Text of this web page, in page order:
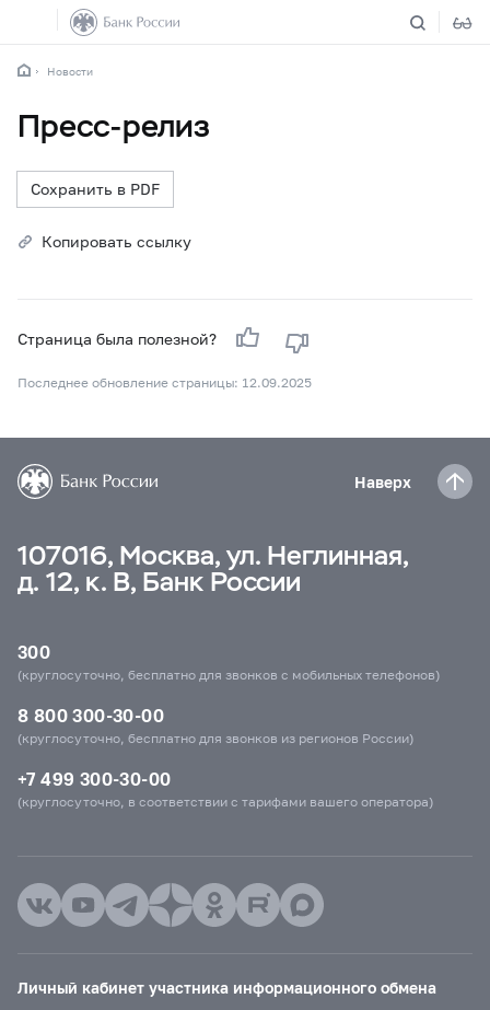
Новости
Пресс-релиз
Сохранить в PDF
Копировать ссылку
Страница была полезной?
Последнее обновление страницы: 12.09.2025
Наверх
107016, Москва, ул. Неглинная,
д. 12, к. В, Банк России
300
(круглосуточно, бесплатно для звонков с мобильных телефонов)
8 800 300-30-00
(круглосуточно, бесплатно для звонков из регионов России)
+7 499 300-30-00
(круглосуточно, в соответствии с тарифами вашего оператора)
Личный кабинет участника информационного обмена